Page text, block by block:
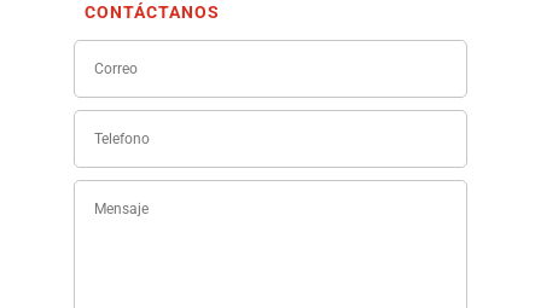
CONTÁCTANOS